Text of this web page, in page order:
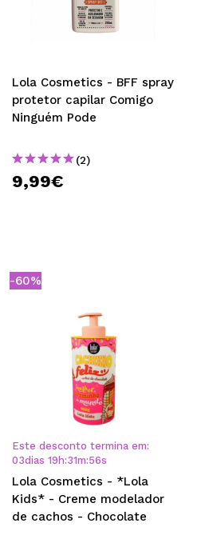
Lola Cosmetics - BFF spray
protetor capilar Comigo
Ninguém Pode
(2)
9,99€
-60%
Este desconto termina em:
03dias 19 h:31m:55s
Lola Cosmetics - *Lola
Kids* - Creme modelador
de cachos - Chocolate